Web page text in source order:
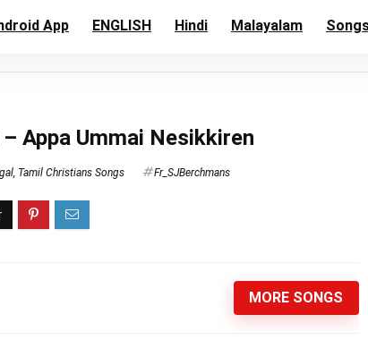
App ENGLISH Hindi Malayalam
Appa Ummai Nesikkiren
, Tamil Christians Songs Fr_SJBerchmans
MORE SONGS